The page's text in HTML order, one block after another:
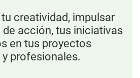
tu creatividad, impulsar
acción, tus iniciativas
en tus proyectos
profesionales.